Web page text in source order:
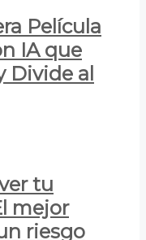
Película
IA que
Divide al
tu
mejor
riesgo